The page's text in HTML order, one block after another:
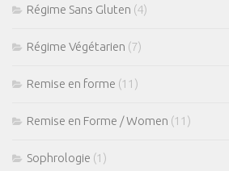
Régime Sans Gluten (4)
Régime Végétarien (7)
Remise en forme (11)
Remise en Forme / Women (11)
Sophrologie (1)